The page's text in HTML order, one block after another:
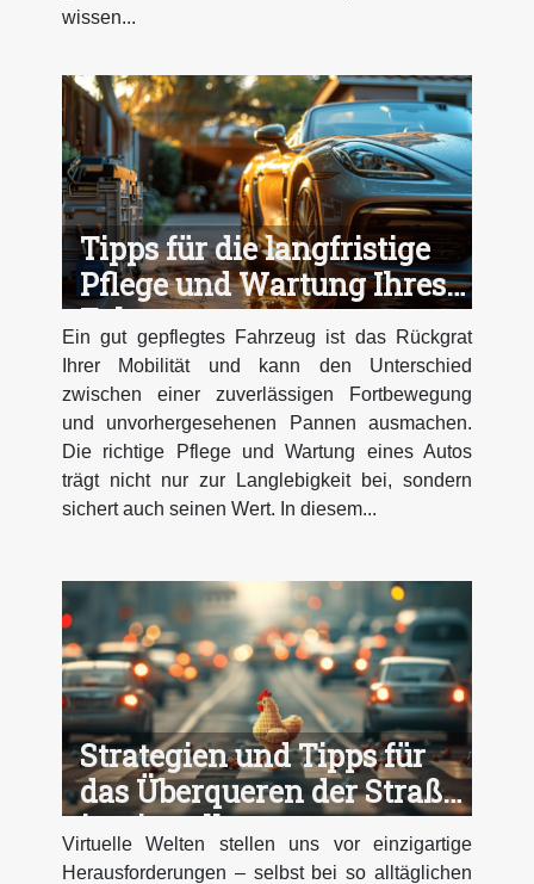
wissen...
Tipps für die langfristige
Pflege und Wartung Ihres
Fahrzeugs
Ein gut gepflegtes Fahrzeug ist das Rückgrat
Ihrer Mobilität und kann den Unterschied
zwischen einer zuverlässigen Fortbewegung
und unvorhergesehenen Pannen ausmachen.
Die richtige Pflege und Wartung eines Autos
trägt nicht nur zur Langlebigkeit bei, sondern
sichert auch seinen Wert. In diesem...
Strategien und Tipps für
das Überqueren der Straße
in virtuellen
Hühnerspielen
Virtuelle Welten stellen uns vor einzigartige
Herausforderungen – selbst bei so alltäglichen